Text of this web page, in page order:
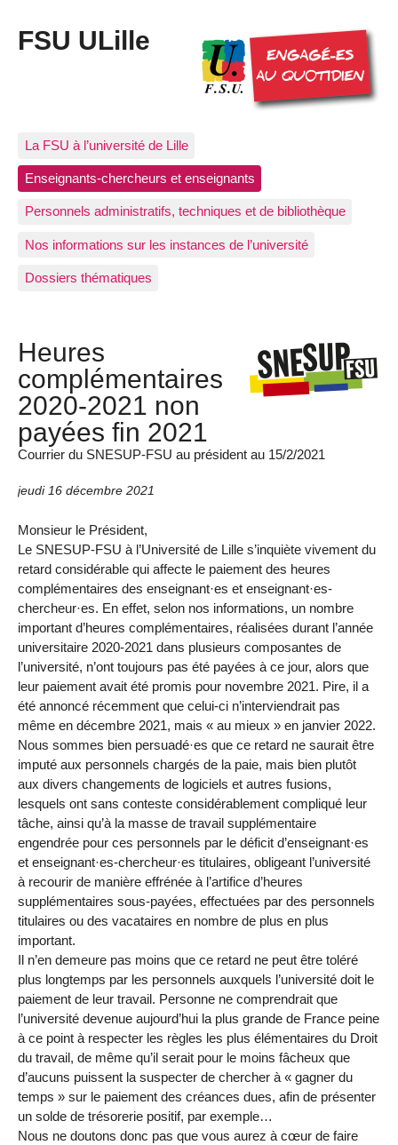
FSU ULille
La FSU à l’université de Lille
Enseignants-chercheurs et enseignants
Personnels administratifs, techniques et de bibliothèque
Nos informations sur les instances de l’université
Dossiers thématiques
Heures
complémentaires
2020-2021 non
payées fin 2021
Courrier du SNESUP-FSU au président au 15/2/2021
jeudi 16 décembre 2021
Monsieur le Président,
Le SNESUP-FSU à l’Université de Lille s’inquiète vivement du
retard considérable qui affecte le paiement des heures
complémentaires des enseignant·es et enseignant·es-
chercheur·es. En effet, selon nos informations, un nombre
important d’heures complémentaires, réalisées durant l’année
universitaire 2020-2021 dans plusieurs composantes de
l’université, n’ont toujours pas été payées à ce jour, alors que
leur paiement avait été promis pour novembre 2021. Pire, il a
été annoncé récemment que celui-ci n’interviendrait pas
même en décembre 2021, mais « au mieux » en janvier 2022.
Nous sommes bien persuadé·es que ce retard ne saurait être
imputé aux personnels chargés de la paie, mais bien plutôt
aux divers changements de logiciels et autres fusions,
lesquels ont sans conteste considérablement compliqué leur
tâche, ainsi qu’à la masse de travail supplémentaire
engendrée pour ces personnels par le déficit d’enseignant·es
et enseignant·es-chercheur·es titulaires, obligeant l’université
à recourir de manière effrénée à l’artifice d’heures
supplémentaires sous-payées, effectuées par des personnels
titulaires ou des vacataires en nombre de plus en plus
important.
Il n’en demeure pas moins que ce retard ne peut être toléré
plus longtemps par les personnels auxquels l’université doit le
paiement de leur travail. Personne ne comprendrait que
l’université devenue aujourd’hui la plus grande de France peine
à ce point à respecter les règles les plus élémentaires du Droit
du travail, de même qu’il serait pour le moins fâcheux que
d’aucuns puissent la suspecter de chercher à « gagner du
temps » sur le paiement des créances dues, afin de présenter
un solde de trésorerie positif, par exemple…
Nous ne doutons donc pas que vous aurez à cœur de faire